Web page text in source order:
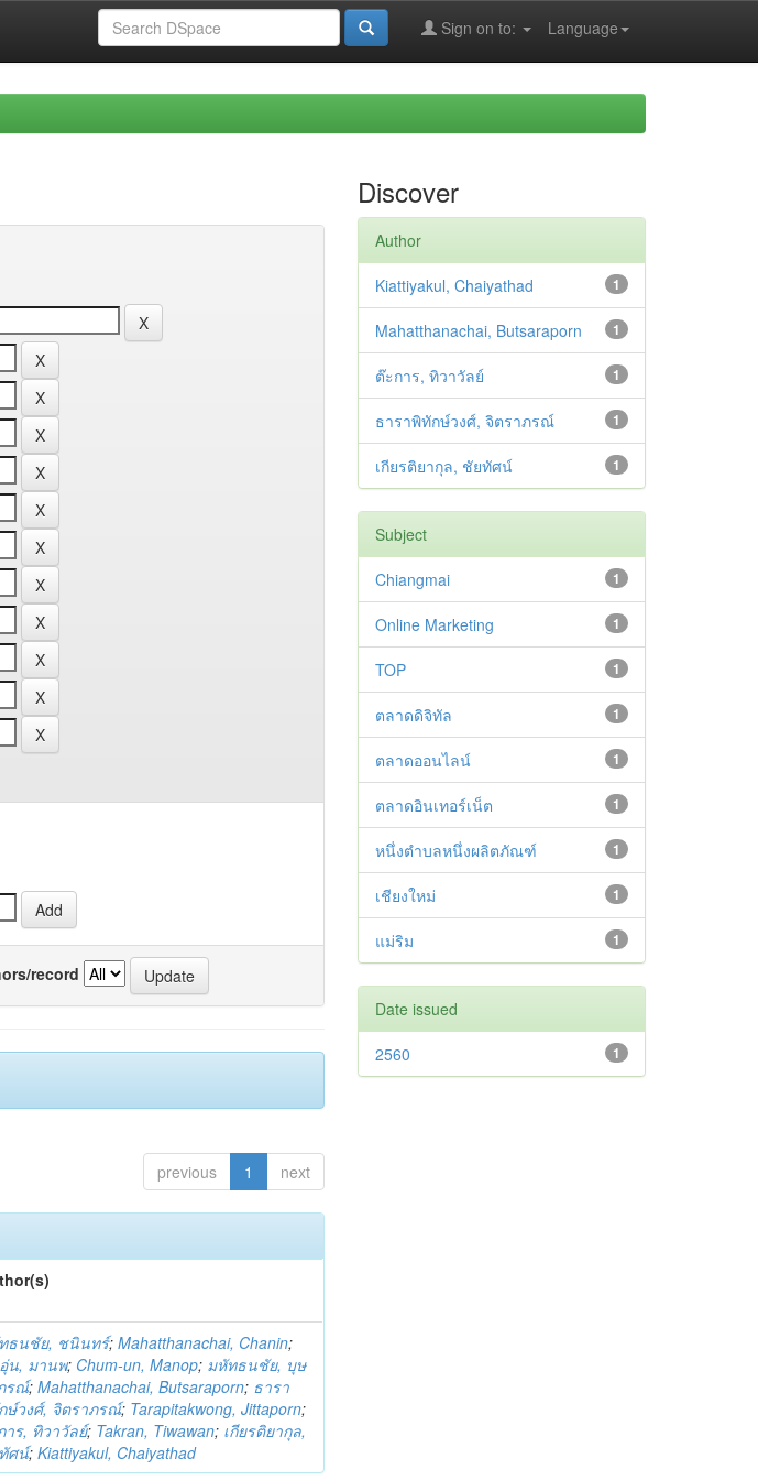
Language
Sign on to:
record
previous 1 next
ธนชัย, ชนินทร์;Mahatthanachai, Chanin;
น, มานพ; Chum-un, Manop; มหัทธนชัย, บุษ
รณ์;Mahatthanachai, Butsaraporn; ธารา
ษ์วงศ์, จิตราภรณ์; Tarapitakwong, Jittaporn;
าร, ทิวาวัลย์; Takran, Tiwawan; เกียรติยากุล,
ศน์;Kiattiyakul, Chaiyathad
Discover
Author
1
Kiattiyakul, Chaiyathad
1
Mahatthanachai, Butsaraporn
1
ต๊ะการ, ทิวาวัลย์
1
ธาราพิทักษ์วงศ์, จิตราภรณ์
1
เกียรติยากุล, ชัยทัศน์
Subject
1
Chiangmai
1
Online Marketing
1
TOP
1
ตลาดดิจิทัล
1
ตลาดออนไลน์
1
ตลาดอินเทอร์เน็ต
1
หนึ่งตำบลหนึ่งผลิตภัณฑ์
1
เชียงใหม่
1
แม่ริม
Date issued
1
2560